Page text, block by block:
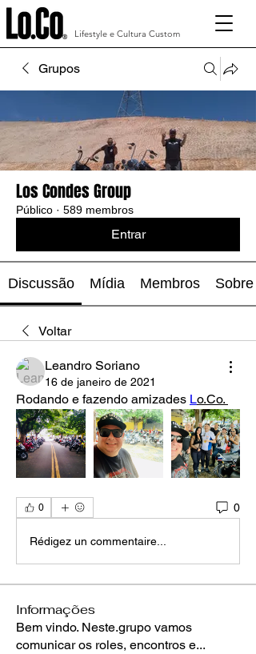
Lifestyle e Cultura Custom
Grupos
Los Condes Group
Público · 589 membros
Entrar
Discussão Mídia Membros Sobre
Voltar
Leandro Soriano
16 de janeiro de 2021
Rodando e fazendo amizades Lo.Co.
0 0
Rédigez un commentaire...
Informações
Bem vindo. Neste.grupo vamos
comunicar os roles, encontros e...